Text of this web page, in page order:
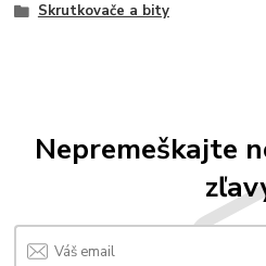
Skrutkovače a bity
Nepremeškajte